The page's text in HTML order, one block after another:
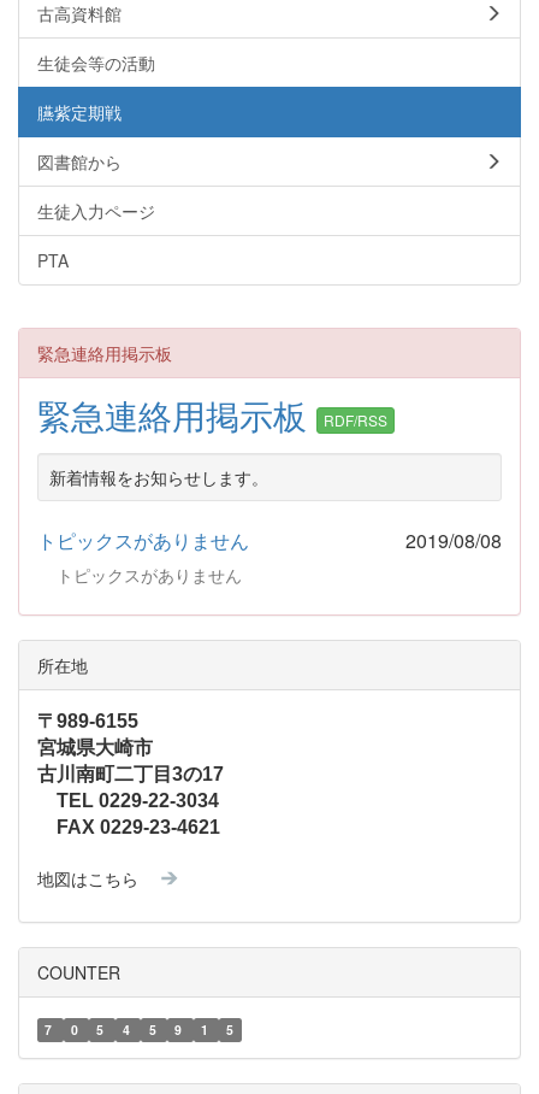
古高資料館
生徒会等の活動
臙紫定期戦
図書館から
生徒入力ページ
PTA
緊急連絡用掲示板
緊急連絡用掲示板 RDF/RSS
新着情報をお知らせします。
トピックスがありません 2019/08/08
トピックスがありません
所在地
〒989-6155
宮城県大崎市
古川南町二丁目3の17
TEL 0229-22-3034
FAX 0229-23-4621
地図はこちら
COUNTER
7 0 5 4 5 9 1 5